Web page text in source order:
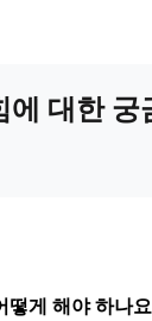
대한 궁
떻게 해야 하나